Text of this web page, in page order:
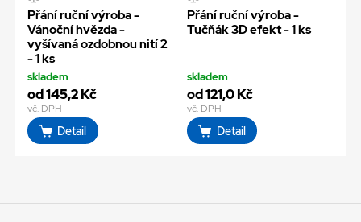
Přání ruční výroba -
Vánoční hvězda -
vyšívaná ozdobnou nití 2
- 1 ks
skladem
od 145,2 Kč
vč. DPH
Detail
Přání ruční výroba -
Tučňák 3D efekt - 1 ks
skladem
od 121,0 Kč
vč. DPH
Detail